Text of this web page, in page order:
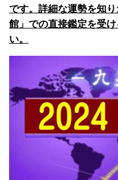
です。詳細な運勢を知
館」での直接鑑定を受
い。